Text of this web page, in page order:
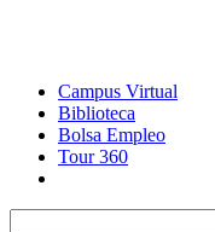
Campus Virtual
Biblioteca
Bolsa Empleo
Tour 360